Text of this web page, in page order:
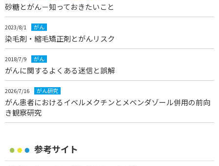
砂糖とがん－知っておきたいこと
2023/8/1 がん
染毛剤・縮毛矯正剤とがんリスク
2018/7/9 がん
がんに関するよくある迷信と誤解
2026/7/16 がん研究
がん患者におけるイベルメクチンとメベンダゾール併用の前向
き観察研究
参考サイト